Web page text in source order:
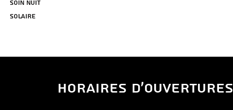
SOIN NUIT
SOLAIRE
HORAIRES D'OUVERTURES